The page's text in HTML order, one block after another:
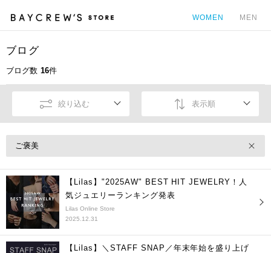
WOMEN MEN
ブログ
ブログ数 16件
絞り込む 表示順
ご褒美
【Lilas】"2025AW" BEST HIT JEWELRY！人
気ジュエリーランキング発表
Lilas Online Store
2025.12.31
【Lilas】＼STAFF SNAP／年末年始を盛り上げ